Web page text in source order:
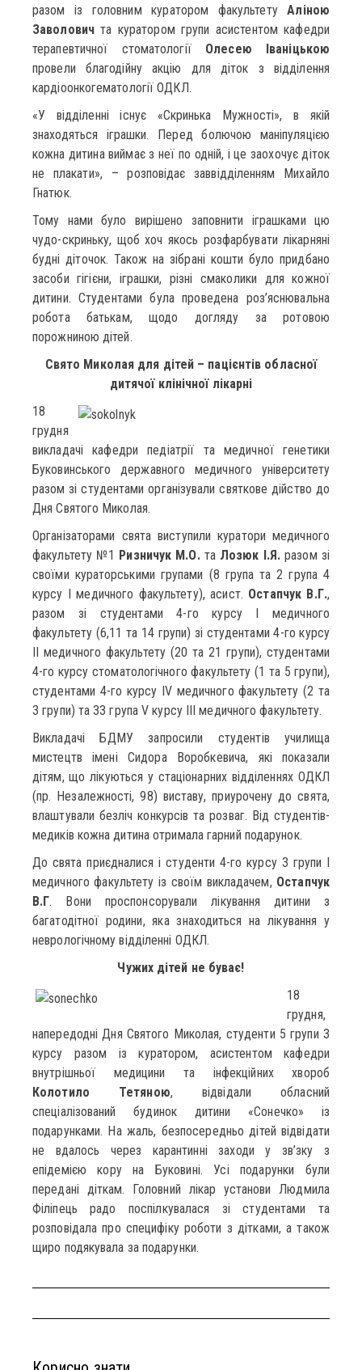
разом із головним куратором факультетуАліною
Заволовичта куратором групи асистентом кафедри
терапевтичної стоматології Олесею Іваніцькою
провели благодійну акцію для діток з відділення
кардіоонкогематології ОДКЛ.
«У відділенні існує «Скринька Мужності», в якій
знаходяться іграшки. Перед болючою маніпуляцією
кожна дитина виймає з неї по одній, і це заохочує діток
не плакати», – розповідає заввідділенням Михайло
Гнатюк.
Тому нами було вирішено заповнити іграшками цю
чудо-скриньку, щоб хоч якось розфарбувати лікарняні
будні діточок. Також на зібрані кошти було придбано
засоби гігієни, іграшки, різні смаколики для кожної
дитини. Студентами була проведена роз’яснювальна
робота батькам, щодо догляду за ротовою
порожниною дітей.
Свято Миколая для дітей – пацієнтів обласної
дитячої клінічної лікарні
18
грудня
викладачі кафедри педіатрії та медичної генетики
Буковинського державного медичного університету
разом зі студентами організували святкове дійство до
Дня Святого Миколая.
Організаторами свята виступили куратори медичного
факультету №1 Ризничук М.О.таЛозюк І.Я. разом зі
своїми кураторськими групами (8 група та 2 група 4
курсу І медичного факультету), асист. Остапчук В.Г.,
разом зі студентами 4-го курсу І медичного
факультету (6,11 та 14 групи) зі студентами 4-го курсу
ІІ медичного факультету (20 та 21 групи), студентами
4-го курсу стоматологічного факультету (1 та 5 групи),
студентами 4-го курсу IV медичного факультету (2 та
3 групи) та 33 група V курсу ІІІ медичного факультету.
Викладачі БДМУ запросили студентів училища
мистецтв імені Сидора Воробкевича, які показали
дітям, що лікуються у стаціонарних відділеннях ОДКЛ
(пр. Незалежності, 98) виставу, приурочену до свята,
влаштували безліч конкурсів та розваг. Від студентів-
медиків кожна дитина отримала гарний подарунок.
До свята приєдналися і студенти 4-го курсу 3 групи І
медичного факультету із своїм викладачем, Остапчук
В.Г. Вони проспонсорували лікування дитини з
багатодітної родини, яка знаходиться на лікування у
неврологічному відділенні ОДКЛ.
Чужих дітей не буває!
18
грудня,
напередодні Дня Святого Миколая, студенти 5 групи 3
курсу разом із куратором, асистентом кафедри
внутрішньої медицини та інфекційних хвороб
Колотило Тетяною, відвідали обласний
спеціалізований будинок дитини «Сонечко» із
подарунками. На жаль, безпосередньо дітей відвідати
не вдалось через карантинні заходи у зв’зку з
епідемією кору на Буковині. Усі подарунки були
передані діткам. Головний лікар установи Людмила
Філіпець радо поспілкувалася зі студентами та
розповідала про специфіку роботи з дітками, а також
щиро подякувала за подарунки.